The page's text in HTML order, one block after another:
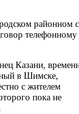
районном
телефонному
Казани,
в Шимске,
с жителем
пока не